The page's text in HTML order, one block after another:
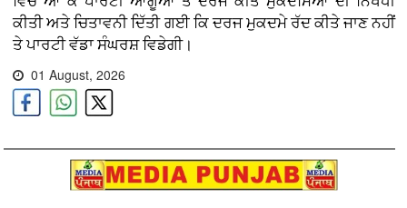
ਕੀਤੀ ਅਤੇ ਚਿਤਾਵਨੀ ਦਿੱਤੀ ਗਈ ਕਿ ਦਰਜ ਮੁਕਦਮੇ ਰੱਦ ਕੀਤੇ ਜਾਣ ਨਹੀਂ
ਤੇ ਪਾਰਟੀ ਵੱਡਾ ਸੰਘਰਸ਼ ਵਿਡੇਗੀ।
01 August, 2026